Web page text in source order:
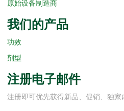
原始设备制造商
我们的产品
功效
剂型
注册电子邮件
注册即可优先获得新品、促销、独家